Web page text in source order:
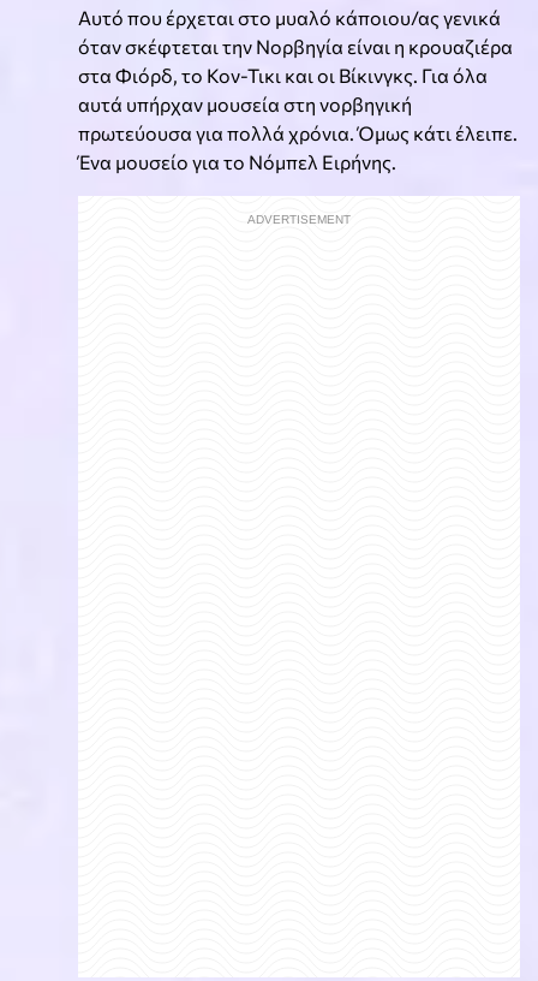
Αυτό που έρχεται στο μυαλό κάποιου/ας γενικά
όταν σκέφτεται την Νορβηγία είναι η κρουαζιέρα
στα Φιόρδ, το Κον-Τικι και οι Βίκινγκς. Για όλα
αυτά υπήρχαν μουσεία στη νορβηγική
πρωτεύουσα για πολλά χρόνια. Όμως κάτι έλειπε.
Ένα μουσείο για το Νόμπελ Ειρήνης.